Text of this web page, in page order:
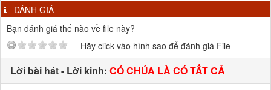
ĐÁNH GIÁ
Bạn đánh giá thế nào về file này?
Hãy click vào hình sao để đánh giá File
Lời bài hát - Lời kinh: CÓ CHÚA LÀ CÓ TẤT CẢ